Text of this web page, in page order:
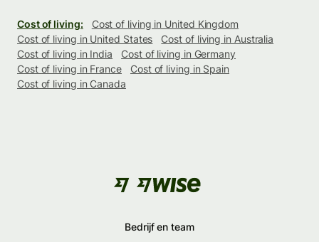
Cost of living:
Cost of living in United Kingdom
Cost of living in United States
Cost of living in Australia
Cost of living in India
Cost of living in Germany
Cost of living in France
Cost of living in Spain
Cost of living in Canada
Bedrijf en team